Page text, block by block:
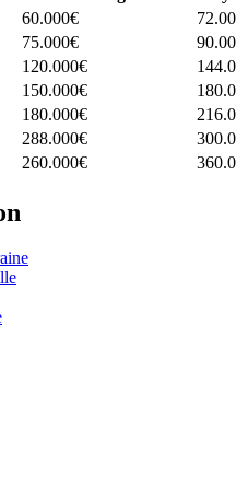
60.000€
75.000€
120.000€
150.000€
180.000€
288.000€
260.000€